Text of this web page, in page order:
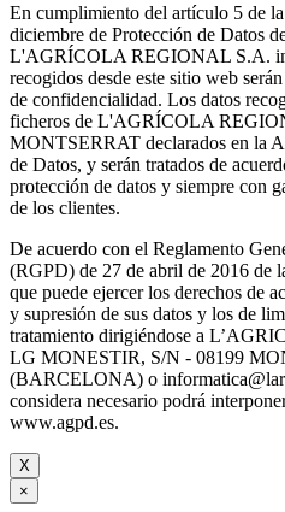
En cumplimiento del artículo 5 de
diciembre de Protección de Datos
L'AGRÍCOLA REGIONAL S.A.
recogidos desde este sitio web
de confidencialidad. Los datos
ficheros de L'AGRÍCOLA
MONTSERRAT declarados en la
de Datos, y serán tratados de
protección de datos y siempre con
de los clientes.
De acuerdo con el Reglamento
(RGPD) de 27 de abril de 2016 de
que puede ejercer los derechos de
y supresión de sus datos y los de
tratamiento dirigiéndose a
LG MONESTIR, S/N - 08199
(BARCELONA) o
considera necesario podrá
www.agpd.es.
X
×